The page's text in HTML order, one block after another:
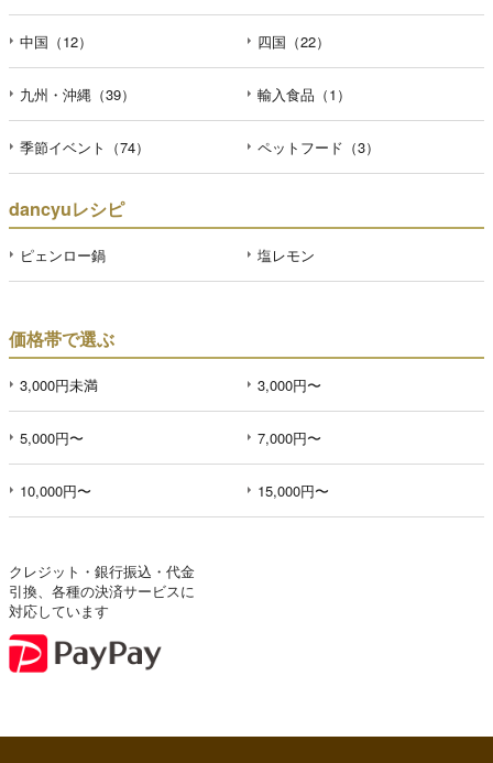
中国（12） 四国（22）
九州・沖縄（39） 輸入食品（1）
季節イベント（74） ペットフード（3）
dancyuレシピ
ピェンロー鍋 塩レモン
価格帯で選ぶ
3,000円未満 3,000円〜
5,000円〜 7,000円〜
10,000円〜 15,000円〜
クレジット・銀行振込・代金
引換、各種の決済サービスに
対応しています